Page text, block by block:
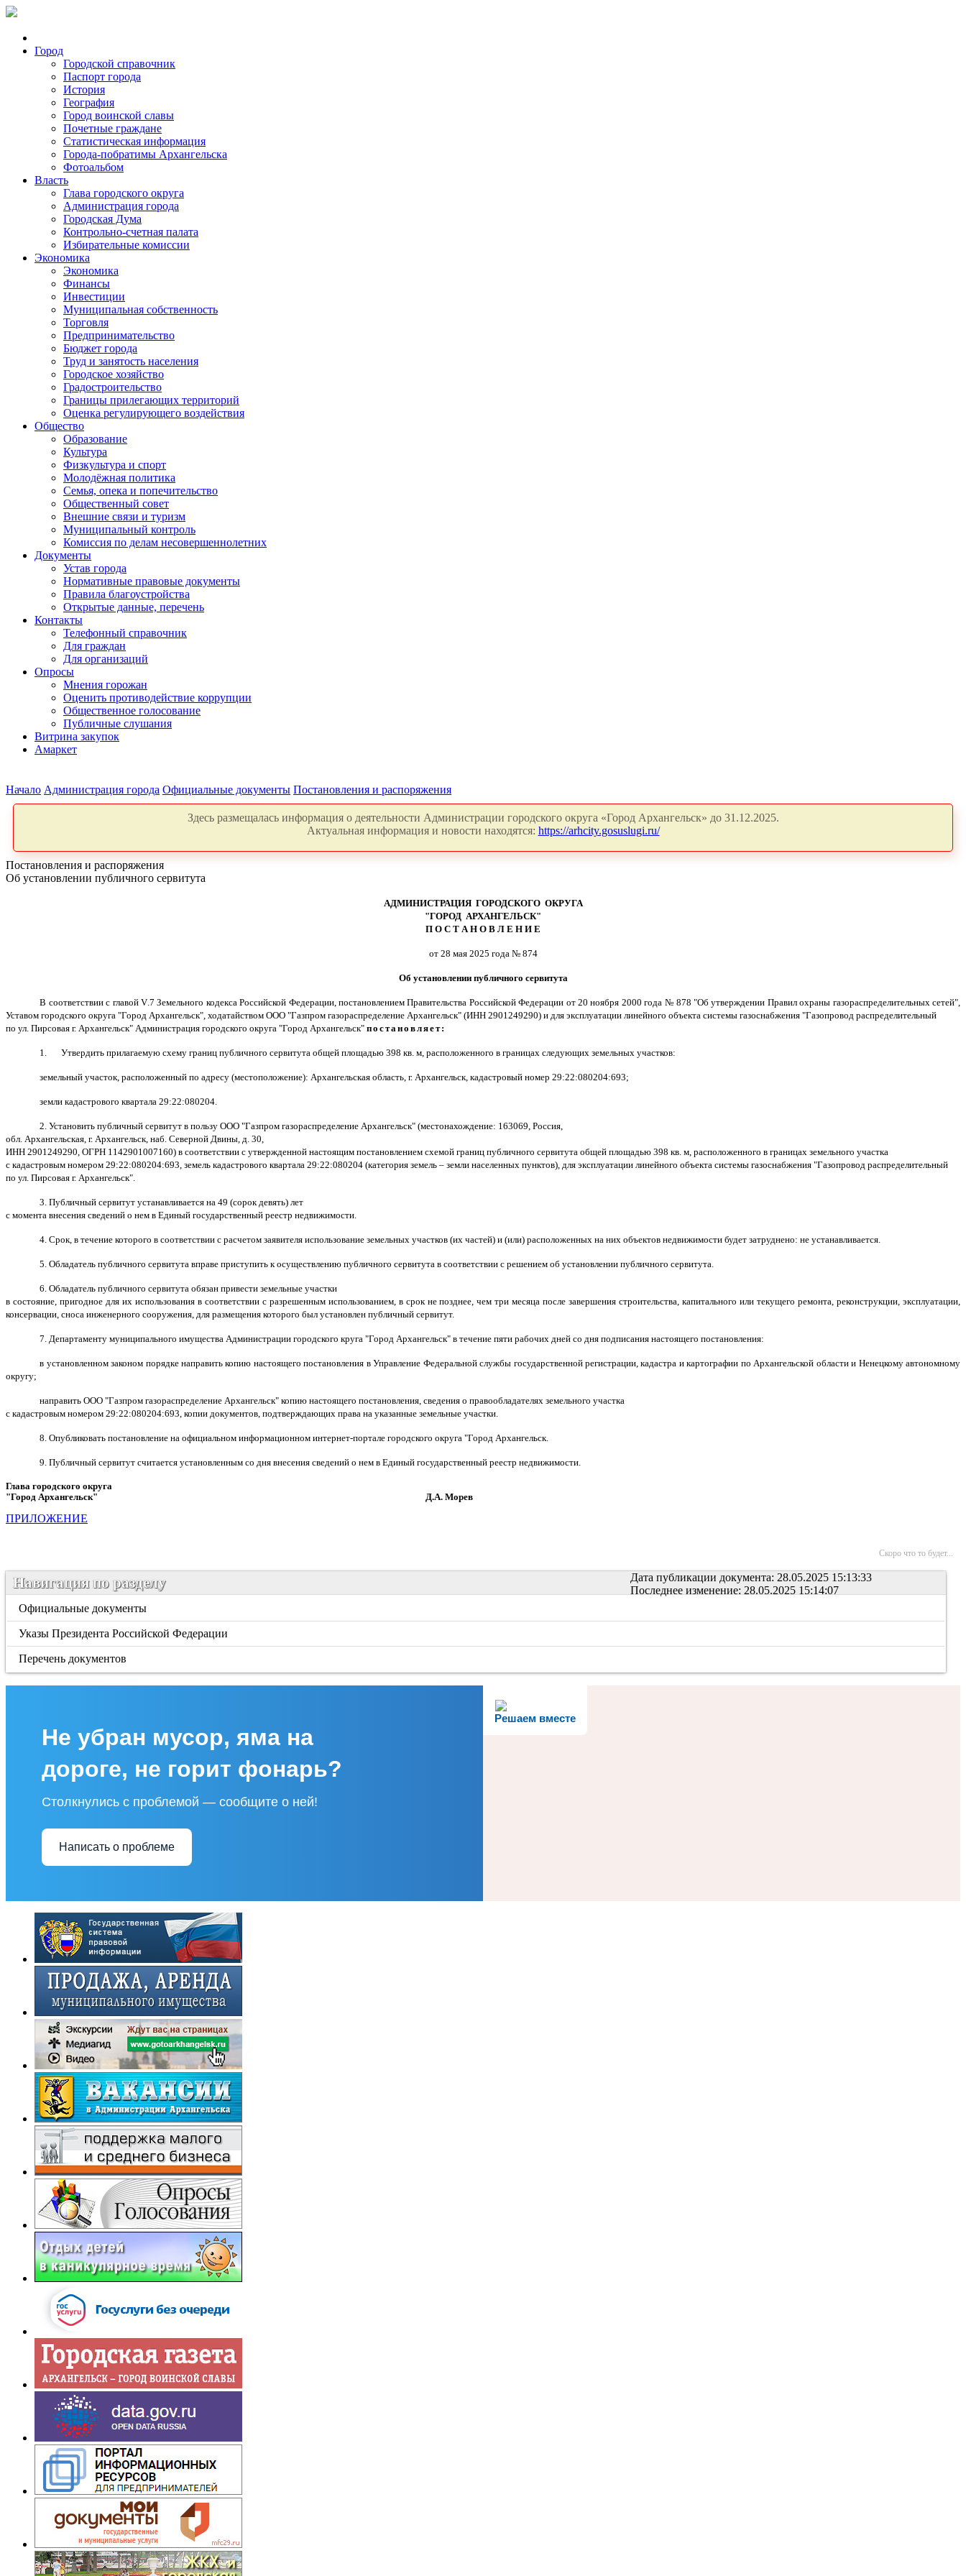
Город
Городской справочник
Паспорт города
История
География
Город воинской славы
Почетные граждане
Статистическая информация
Города-побратимы Архангельска
Фотоальбом
Власть
Глава городского округа
Администрация города
Городская Дума
Контрольно-счетная палата
Избирательные комиссии
Экономика
Экономика
Финансы
Инвестиции
Муниципальная собственность
Торговля
Предпринимательство
Бюджет города
Труд и занятость населения
Городское хозяйство
Градостроительство
Границы прилегающих территорий
Оценка регулирующего воздействия
Общество
Образование
Культура
Физкультура и спорт
Молодёжная политика
Семья, опека и попечительство
Общественный совет
Внешние связи и туризм
Муниципальный контроль
Комиссия по делам несовершеннолетних
Документы
Устав города
Нормативные правовые документы
Правила благоустройства
Открытые данные, перечень
Контакты
Телефонный справочник
Для граждан
Для организаций
Опросы
Мнения горожан
Оценить противодействие коррупции
Общественное голосование
Публичные слушания
Витрина закупок
Амаркет
Начало Администрация города Официальные документы Постановления и распоряжения
Здесь размещалась информация о деятельности Администрации городского округа «Город Архангельск» до 31.12.2025.
Актуальная информация и новости находятся: https://arhcity.gosuslugi.ru/
Постановления и распоряжения
Об установлении публичного сервитута
АДМИНИСТРАЦИЯ ГОРОДСКОГО ОКРУГА
"ГОРОД АРХАНГЕЛЬСК"
П О С Т А Н О В Л Е Н И Е
от 28 мая 2025 года № 874
Об установлении публичного сервитута
В соответствии с главой V.7 Земельного кодекса Российской Федерации, постановлением Правительства Российской Федерации от 20 ноября 2000 года № 878 "Об утверждении Правил охраны газораспределительных сетей",
Уставом городского округа "Город Архангельск", ходатайством ООО "Газпром газораспределение Архангельск" (ИНН 2901249290) и для эксплуатации линейного объекта системы газоснабжения "Газопровод распределительный
по ул. Пирсовая г. Архангельск" Администрация городского округа "Город Архангельск" постановляет:
1. Утвердить прилагаемую схему границ публичного сервитута общей площадью 398 кв. м, расположенного в границах следующих земельных участков:
земельный участок, расположенный по адресу (местоположение): Архангельская область, г. Архангельск, кадастровый номер 29:22:080204:693;
земли кадастрового квартала 29:22:080204.
2. Установить публичный сервитут в пользу ООО "Газпром газораспределение Архангельск" (местонахождение: 163069, Россия,
обл. Архангельская, г. Архангельск, наб. Северной Двины, д. 30,
ИНН 2901249290, ОГРН 1142901007160) в соответствии с утвержденной настоящим постановлением схемой границ публичного сервитута общей площадью 398 кв. м, расположенного в границах земельного участка
с кадастровым номером 29:22:080204:693, земель кадастрового квартала 29:22:080204 (категория земель – земли населенных пунктов), для эксплуатации линейного объекта системы газоснабжения "Газопровод распределительный
по ул. Пирсовая г. Архангельск".
3. Публичный сервитут устанавливается на 49 (сорок девять) лет
с момента внесения сведений о нем в Единый государственный реестр недвижимости.
4. Срок, в течение которого в соответствии с расчетом заявителя использование земельных участков (их частей) и (или) расположенных на них объектов недвижимости будет затруднено: не устанавливается.
5. Обладатель публичного сервитута вправе приступить к осуществлению публичного сервитута в соответствии с решением об установлении публичного сервитута.
6. Обладатель публичного сервитута обязан привести земельные участки
в состояние, пригодное для их использования в соответствии с разрешенным использованием, в срок не позднее, чем три месяца после завершения строительства, капитального или текущего ремонта, реконструкции, эксплуатации,
консервации, сноса инженерного сооружения, для размещения которого был установлен публичный сервитут.
7. Департаменту муниципального имущества Администрации городского круга "Город Архангельск" в течение пяти рабочих дней со дня подписания настоящего постановления:
в установленном законом порядке направить копию настоящего постановления в Управление Федеральной службы государственной регистрации, кадастра и картографии по Архангельской области и Ненецкому автономному
округу;
направить ООО "Газпром газораспределение Архангельск" копию настоящего постановления, сведения о правообладателях земельного участка
с кадастровым номером 29:22:080204:693, копии документов, подтверждающих права на указанные земельные участки.
8. Опубликовать постановление на официальном информационном интернет-портале городского округа "Город Архангельск.
9. Публичный сервитут считается установленным со дня внесения сведений о нем в Единый государственный реестр недвижимости.
Глава городского округа
"Город Архангельск" Д.А. Морев
ПРИЛОЖЕНИЕ
Скоро что то будет...
Дата публикации документа: 28.05.2025 15:13:33
Последнее изменение: 28.05.2025 15:14:07
Навигация по разделу
Официальные документы
Указы Президента Российской Федерации
Перечень документов
Решаем вместе
Не убран мусор, яма на
дороге, не горит фонарь?
Столкнулись с проблемой — сообщите о ней!
Написать о проблеме